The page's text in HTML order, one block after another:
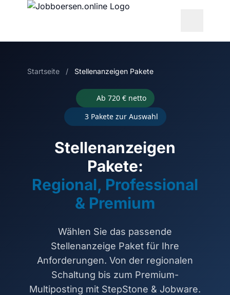
Startseite / Stellenanzeigen Pakete
Ab 720 € netto
3 Pakete zur Auswahl
Stellenanzeigen
Pakete:
Regional, Professional
& Premium
Wählen Sie das passende
Stellenanzeige Paket für Ihre
Anforderungen. Von der regionalen
Schaltung bis zum Premium-
Multiposting mit StepStone & Jobware.